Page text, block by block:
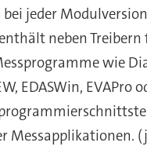
bei jeder
neben Treibern
wie
EDASWin, EVAPro
Messapplikationen.